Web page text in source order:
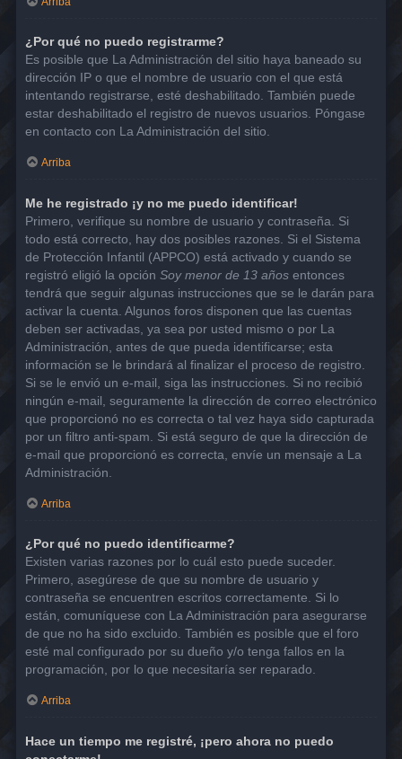
¿Por qué no puedo registrarme?
Es posible que La Administración del sitio haya baneado su
dirección IP o que el nombre de usuario con el que está
intentando registrarse, esté deshabilitado. También puede
estar deshabilitado el registro de nuevos usuarios. Póngase
en contacto con La Administración del sitio.
Arriba
Me he registrado ¡y no me puedo identificar!
Primero, verifique su nombre de usuario y contraseña. Si
todo está correcto, hay dos posibles razones. Si el Sistema
de Protección Infantil (APPCO) está activado y cuando se
registró eligió la opción Soy menor de 13 años entonces
tendrá que seguir algunas instrucciones que se le darán para
activar la cuenta. Algunos foros disponen que las cuentas
deben ser activadas, ya sea por usted mismo o por La
Administración, antes de que pueda identificarse; esta
información se le brindará al finalizar el proceso de registro.
Si se le envió un e-mail, siga las instrucciones. Si no recibió
ningún e-mail, seguramente la dirección de correo electrónico
que proporcionó no es correcta o tal vez haya sido capturada
por un filtro anti-spam. Si está seguro de que la dirección de
e-mail que proporcionó es correcta, envíe un mensaje a La
Administración.
Arriba
¿Por qué no puedo identificarme?
Existen varias razones por lo cuál esto puede suceder.
Primero, asegúrese de que su nombre de usuario y
contraseña se encuentren escritos correctamente. Si lo
están, comuníquese con La Administración para asegurarse
de que no ha sido excluido. También es posible que el foro
esté mal configurado por su dueño y/o tenga fallos en la
programación, por lo que necesitaría ser reparado.
Arriba
Hace un tiempo me registré, ¡pero ahora no puedo